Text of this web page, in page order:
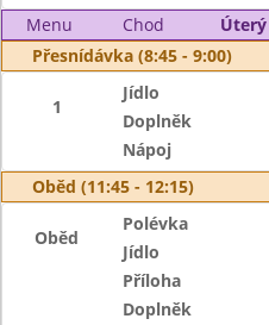
Menu
Chod
Úterý
Přesnídávka (8:45 - 9:00)
1
Jídlo
Doplněk
Nápoj
Oběd (11:45 - 12:15)
Oběd
Polévka
Jídlo
Příloha
Doplněk